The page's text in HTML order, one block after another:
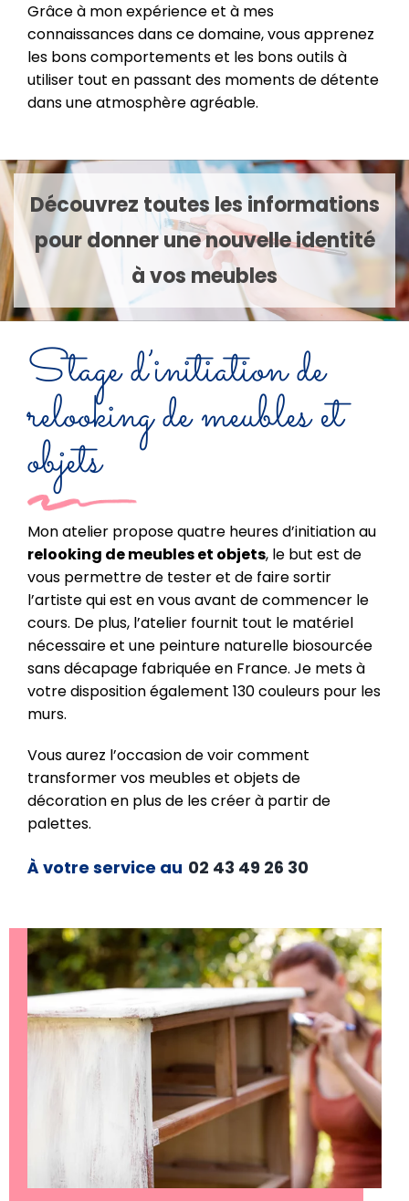
Grâce à mon expérience et à mes
connaissances dans ce domaine, vous apprenez
les bons comportements et les bons outils à
utiliser tout en passant des moments de détente
dans une atmosphère agréable.
Découvrez toutes les informations
pour donner une nouvelle identité
à vos meubles
Stage d’initiation de
relooking de meubles et
objets
Mon atelier propose quatre heures d’initiation au
relooking de meubles et objets, le but est de
vous permettre de tester et de faire sortir
l’artiste qui est en vous avant de commencer le
cours. De plus, l’atelier fournit tout le matériel
nécessaire et une peinture naturelle biosourcée
sans décapage fabriquée en France. Je mets à
votre disposition également 130 couleurs pour les
murs.
Vous aurez l’occasion de voir comment
transformer vos meubles et objets de
décoration en plus de les créer à partir de
palettes.
À votre service au 02 43 49 26 30